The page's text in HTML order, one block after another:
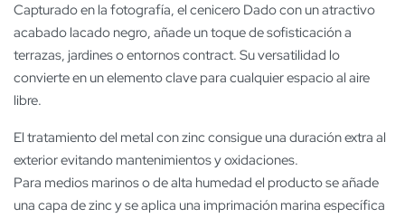
Capturado en la fotografía, el cenicero Dado con un atractivo
acabado lacado negro, añade un toque de sofisticación a
terrazas, jardines o entornos contract. Su versatilidad lo
convierte en un elemento clave para cualquier espacio al aire
libre.
El tratamiento del metal con zinc consigue una duración extra al
exterior evitando mantenimientos y oxidaciones.
Para medios marinos o de alta humedad el producto se añade
una capa de zinc y se aplica una imprimación marina específica